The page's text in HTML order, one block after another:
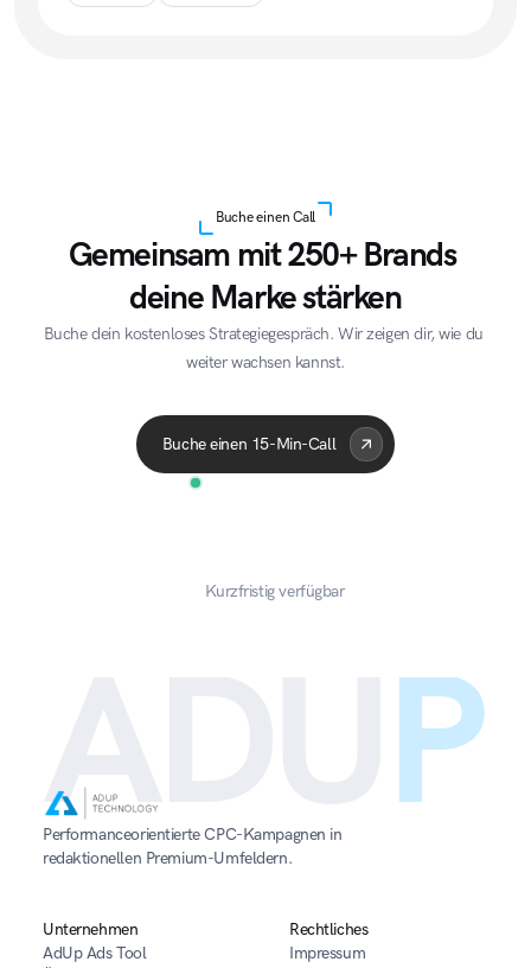
Buche einen Call
Gemeinsam mit 250+ Brands
deine Marke stärken
Buche dein kostenloses Strategiegespräch. Wir zeigen dir, wie du
weiter wachsen kannst.
Buche einen 15-Min-Call
Kurzfristig verfügbar
ADU P
Performanceorientierte CPC-Kampagnen in
redaktionellen Premium-Umfeldern.
Unternehmen
AdUp Ads Tool
Rechtliches
Impressum